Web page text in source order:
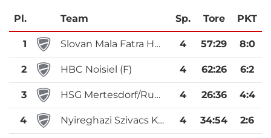
Pl. Team Sp. Tore PKT
1 Slovan Mala Fatra HK Zilina (SK) 4 57:29 8:0
2 HBC Noisiel (F) 4 62:26 6:2
3 HSG Mertesdorf/Ruwertal (D) 4 26:36 4:4
4 Nyireghazi Szivacs KC (H) 4 34:54 2:6